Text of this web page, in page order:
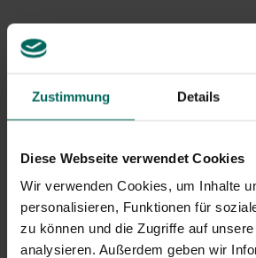
Zustimmung Details
Diese Webseite verwendet Cookies
Wir verwenden Cookies, um Inhalte
personalisieren, Funktionen für
zu können und die Zugriffe auf
analysieren. Außerdem geben wir
Symptome von Heuschnupfen sind
Niesen, laufende Nase, Blähungen,
Augenreizungen, ...
dich nicht mit dem Kuschel an, denn
nur.
Um den Kontakt mit dem Pollen zu
mehrere Tipps, die die Angriffe